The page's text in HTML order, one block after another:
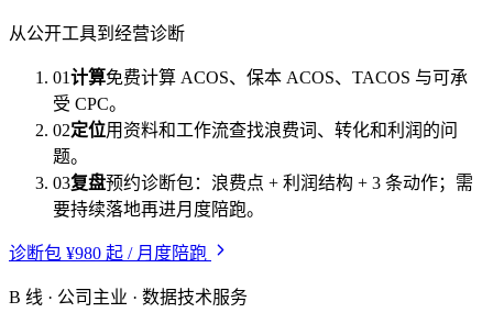
从公开工具到经营诊断
01计算免费计算 ACOS、保本 ACOS、TACOS 与可承
受 CPC。
02定位用资料和工作流查找浪费词、转化和利润的问
题。
03复盘预约诊断包：浪费点 + 利润结构 + 3 条动作；需
要持续落地再进月度陪跑。
诊断包 ¥980 起 / 月度陪跑
B 线 · 公司主业 · 数据技术服务